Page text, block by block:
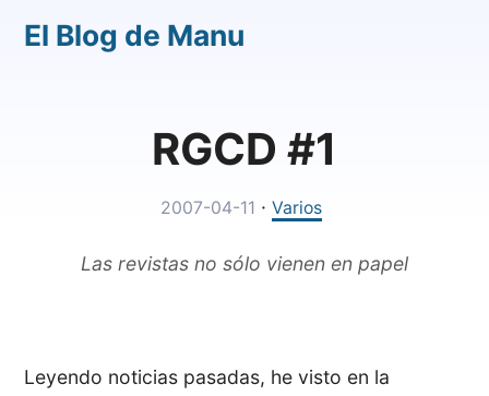
El Blog de Manu
RGCD #1
2007-04-11 · Varios
Las revistas no sólo vienen en papel
Leyendo noticias pasadas, he visto en la